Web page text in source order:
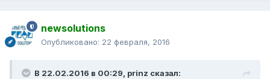
newsolutions
Опубликовано: 22 февраля, 2016
В 22.02.2016 в 00:29, prinz сказал: